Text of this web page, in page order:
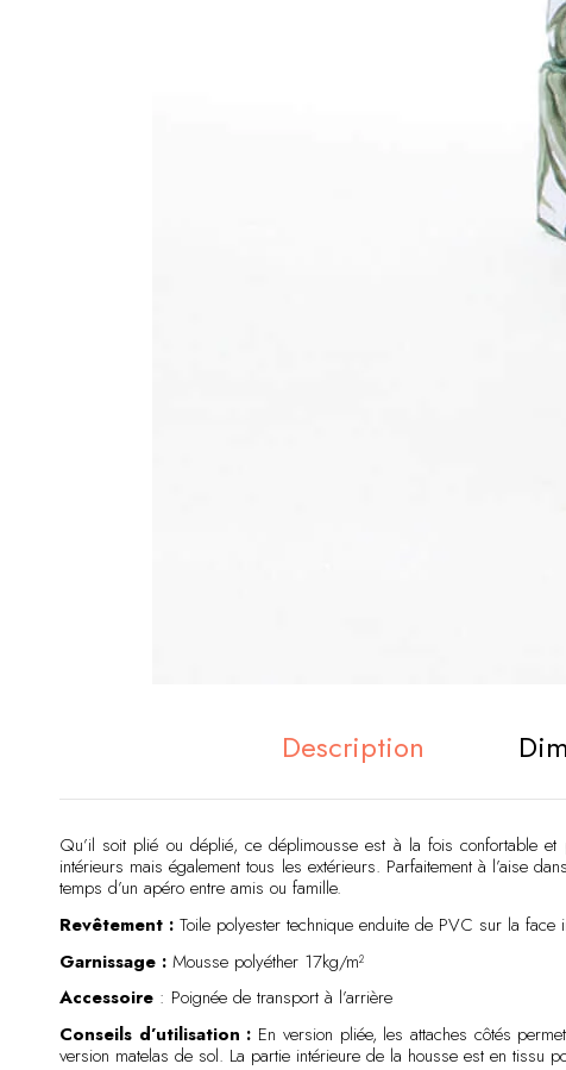
Description
Qu’il soit plié ou déplié, ce déplimousse est à la fois confortable
intérieurs mais également tous les extérieurs. Parfaitement à l’aise
temps d’un apéro entre amis ou famille.
Revêtement : Toile polyester technique enduite de PVC sur la
Garnissage : Mousse polyéther 17kg/m²
Accessoire : Poignée de transport à l’arrière
Conseils d’utilisation : En version pliée, les attaches côtés
version matelas de sol. La partie intérieure de la housse est en tissu